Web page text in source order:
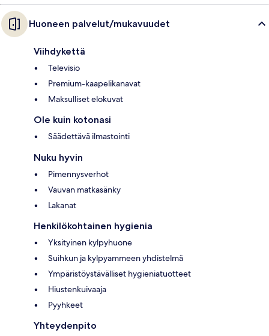
Huoneen palvelut/mukavuudet
Viihdykettä
Televisio
Premium-kaapelikanavat
Maksulliset elokuvat
Ole kuin kotonasi
Säädettävä ilmastointi
Nuku hyvin
Pimennysverhot
Vauvan matkasänky
Lakanat
Henkilökohtainen hygienia
Yksityinen kylpyhuone
Suihkun ja kylpyammeen yhdistelmä
Ympäristöystävälliset hygieniatuotteet
Hiustenkuivaaja
Pyyhkeet
Yhteydenpito